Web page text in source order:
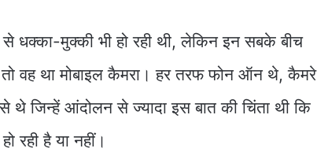
धक्का-मुक्की भी हो रही थी, लेकिन इन सबके बीच
वह था मोबाइल कैमरा। हर तरफ फोन ऑन थे, कैमरे
थे जिन्हें आंदोलन से ज्यादा इस बात की चिंता थी कि
रही है या नहीं।